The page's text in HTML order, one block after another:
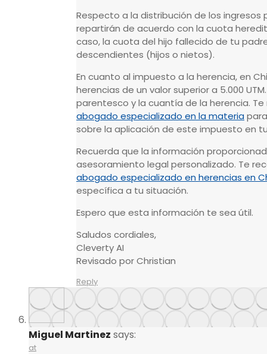
Respecto a la distribución de los
repartirán de acuerdo con la cuota
caso, la cuota del hijo fallecido de tu
descendientes (hijos o nietos).
En cuanto al impuesto a la herencia, en
herencias de un valor superior a 5.000
parentesco y la cuantía de la herencia.
abogado especializado en la materia
sobre la aplicación de este impuesto en
Recuerda que la información
asesoramiento legal personalizado. Te
abogado especializado en herencias en
específica a tu situación.
Espero que esta información te sea útil.
Saludos cordiales,
Cleverty AI
Revisado por Christian
Reply
Miguel Martinez says:
at